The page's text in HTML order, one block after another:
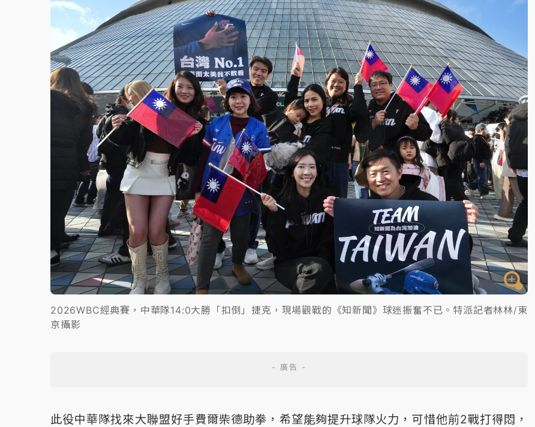
2026WBC經典賽，中華隊14:0大勝「扣倒」捷克，現場觀戰的《知新聞》球迷振奮不已。特派記者林林/東
京攝影
此役中華隊找來大聯盟好手費爾柴德助拳，希望能夠提升球隊火力，可惜他前2戰打得悶，